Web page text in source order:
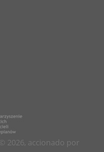
© 2026, accionado por